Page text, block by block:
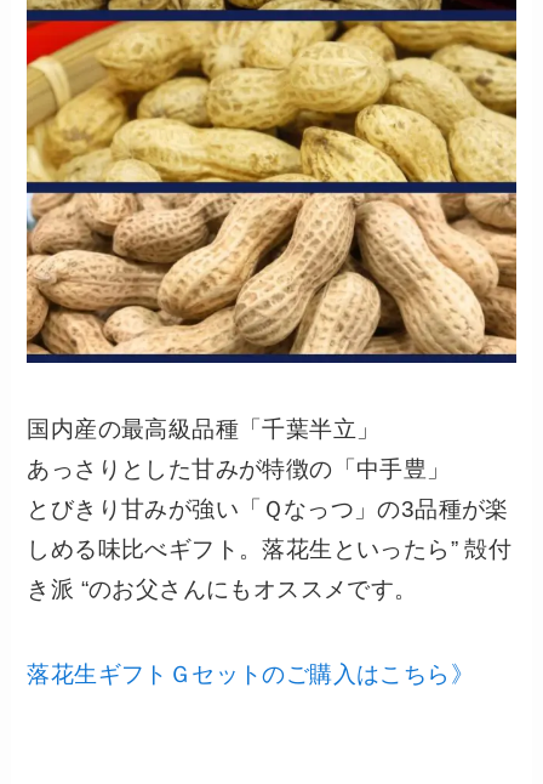
国内産の最高級品種「千葉半立」
あっさりとした甘みが特徴の「中手豊」
とびきり甘みが強い「Ｑなっつ」の3品種が楽
しめる味比べギフト。落花生といったら” 殻付
き派 “のお父さんにもオススメです。
落花生ギフトＧセットのご購入はこちら》